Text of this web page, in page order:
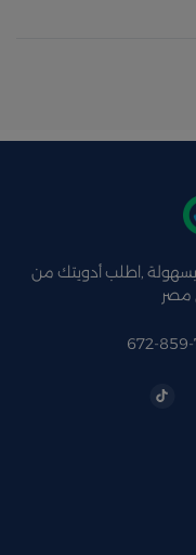
بسهولة ,اطلب أدويتك من
مصر